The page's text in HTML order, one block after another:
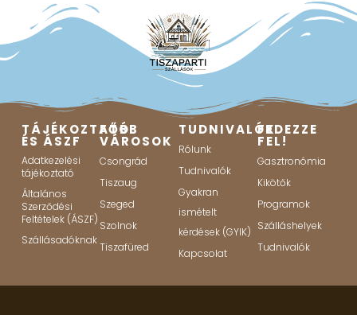
TÁJÉKOZTATÓ
ÉS ÁSZF
Adatkezelési
tájékoztató
Általános
Szerződési
Feltételek (ÁSZF)
Szállásadóknak
FŐBB
VÁROSOK
Csongrád
Tiszaug
Szeged
Szolnok
Tiszafüred
TUDNIVALÓK
Rólunk
Tudnivalók
Gyakran
ismételt
kérdések (GYIK)
Kapcsolat
FEDEZZE
FEL!
Gasztronómia
Kikötők
Programok
Szálláshelyek
Tudnivalók